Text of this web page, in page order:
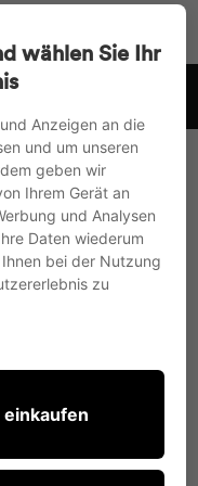
wählen Sie Ihr
Anzeigen an die
und um unseren
geben wir
Ihrem Gerät an
und Analysen
Daten wiederum
bei der Nutzung
zu
avec 3% de réduction